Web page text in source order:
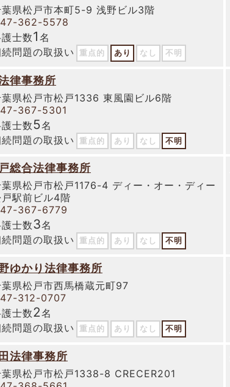
葉県松戸市本町5-9 浅野ビル3階
362-5578
士数1 名
問題の取扱い
重点的 あり なし 不明
律事務所
県松戸市松戸1336 東風園ビル6階
367-5301
士数5名
問題の取扱い
重点的 あり なし 不明
総合法律事務所
県松戸市松戸1176-4 ディー・オー・ディー
駅前ビル4階
367-6779
士数3名
問題の取扱い
重点的 あり なし 不明
ゆかり法律事務所
県松戸市西馬橋蔵元町97
312-0707
士数2名
問題の取扱い
重点的 あり なし 不明
法律事務所
県松戸市松戸1338-8 CRECER201